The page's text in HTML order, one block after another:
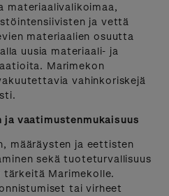
materiaalivalikoimaa,
ja vettä
materiaalien osuutta
uusia materiaali- ja
Marimekon
vahinkoriskejä
ja vaatimustenmukaisuus
määräysten ja eettisten
sekä tuoteturvallisuus
Marimekolle.
tai virheet